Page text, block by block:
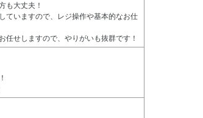
も大丈夫！
ていますので、レジ操作や基本的なお仕
任せしますので、やりがいも抜群です！